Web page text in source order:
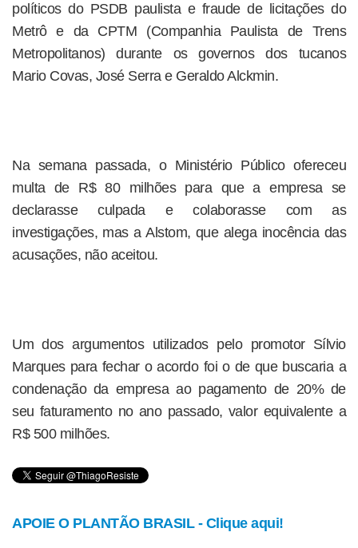
políticos do PSDB paulista e fraude de licitações do
Metrô e da CPTM (Companhia Paulista de Trens
Metropolitanos) durante os governos dos tucanos
Mario Covas, José Serra e Geraldo Alckmin.
Na semana passada, o Ministério Público ofereceu
multa de R$ 80 milhões para que a empresa se
declarasse culpada e colaborasse com as
investigações, mas a Alstom, que alega inocência das
acusações, não aceitou.
Um dos argumentos utilizados pelo promotor Sílvio
Marques para fechar o acordo foi o de que buscaria a
condenação da empresa ao pagamento de 20% de
seu faturamento no ano passado, valor equivalente a
R$ 500 milhões.
APOIE O PLANTÃO BRASIL - Clique aqui!